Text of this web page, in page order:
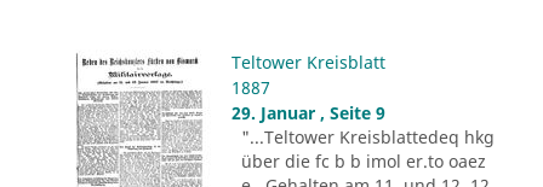
Teltower Kreisblatt
1887
29. Januar , Seite 9
"...Teltower Kreisblattedeq hkg
über die fc b b imol er.to oaez